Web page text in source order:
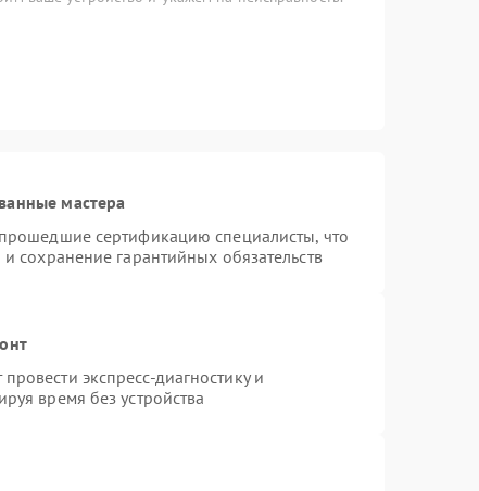
мастера
сертификацию специалисты, что
сохранение гарантийных обязательств
экспресс-диагностику и
время без устройства